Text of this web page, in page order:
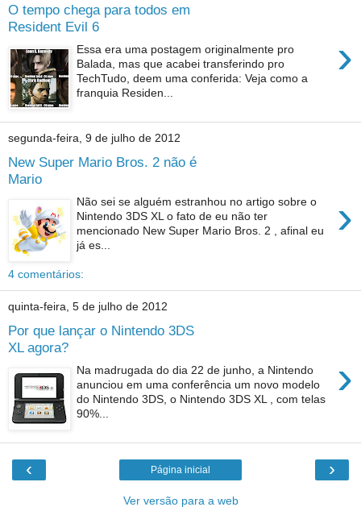
O tempo chega para todos em
Resident Evil 6
›
Essa era uma postagem originalmente pro
Balada, mas que acabei transferindo pro
TechTudo, deem uma conferida: Veja como a
franquia Residen...
segunda-feira, 9 de julho de 2012
New Super Mario Bros. 2 não é
Mario
›
Não sei se alguém estranhou no artigo sobre o
Nintendo 3DS XL o fato de eu não ter
mencionado New Super Mario Bros. 2 , afinal eu
já es...
4 comentários:
quinta-feira, 5 de julho de 2012
Por que lançar o Nintendo 3DS
XL agora?
›
Na madrugada do dia 22 de junho, a Nintendo
anunciou em uma conferência um novo modelo
do Nintendo 3DS, o Nintendo 3DS XL , com telas
90%...
‹ ›
Página inicial
Ver versão para a web